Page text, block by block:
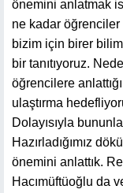
önemini anlatmak
ne kadar
bizim için birer
bir tanıtıyoruz.
öğrencilere
ulaştırma
Dolayısıyla
Hazırladığımız
önemini anlattık.
Hacımüftüoğlu da